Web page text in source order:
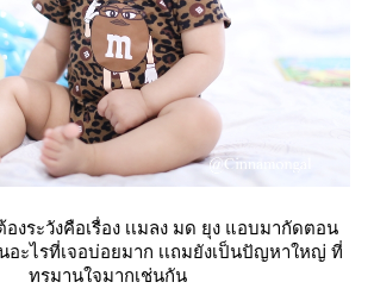
องระวังคือเรื่อง เเมลง มด ยุง แอบมากัดตอน
ะไรที่เจอบ่อยมาก เเถมยังเป็นปัญหาใหญ่ ที่
ทรมานใจมากเช่นกัน